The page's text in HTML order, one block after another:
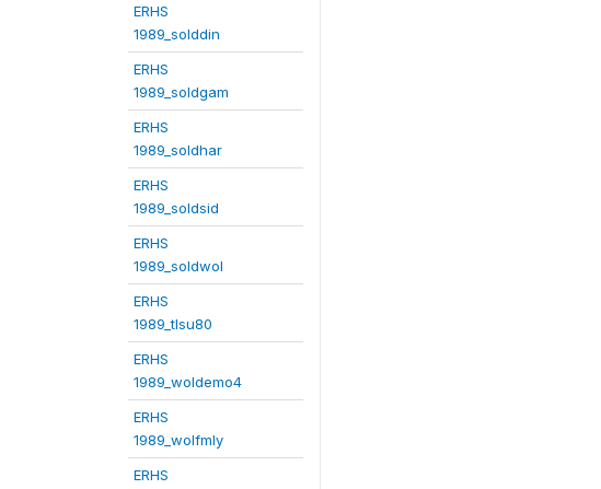
ERHS
1989_solddin
ERHS
1989_soldgam
ERHS
1989_soldhar
ERHS
1989_soldsid
ERHS
1989_soldwol
ERHS
1989_tlsu80
ERHS
1989_woldemo4
ERHS
1989_wolfmly
ERHS